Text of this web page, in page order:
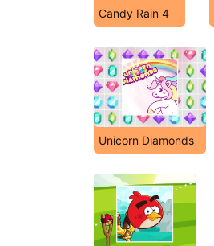
Candy Rain 4
Unicorn Diamonds